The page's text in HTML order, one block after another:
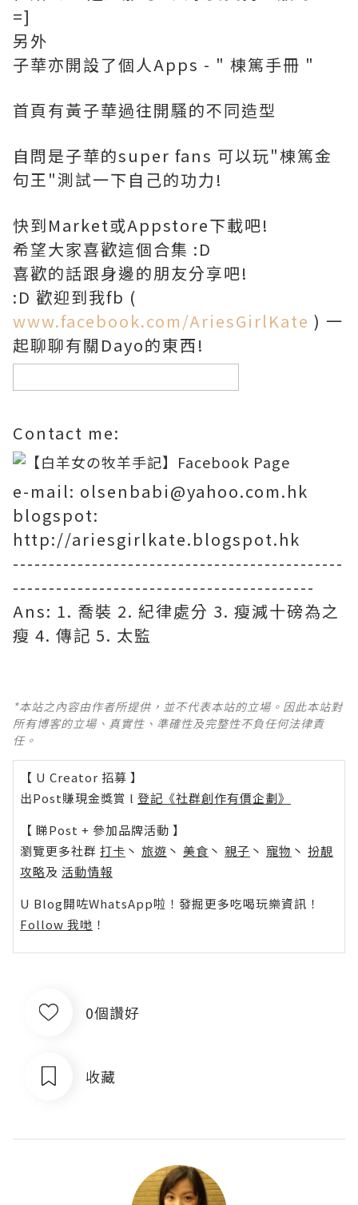
=]
另外
子華亦開設了個人Apps - " 棟篤手冊 "
首頁有黃子華過往開騷的不同造型
自問是子華的super fans 可以玩"棟篤金
句王"測試一下自己的功力!
快到Market或Appstore下載吧!
希望大家喜歡這個合集 :D
喜歡的話跟身邊的朋友分享吧!
:D 歡迎到我fb (
www.facebook.com/AriesGirlKate ) 一
起聊聊有關Dayo的東西!
Contact me:
e-mail: olsenbabi@yahoo.com.hk
blogspot:
http://ariesgirlkate.blogspot.hk
----------------------------------------------
------------------------------------------
Ans: 1. 喬裝 2. 紀律處分 3. 瘦減十磅為之
瘦 4. 傳記 5. 太監
*本站之內容由作者所提供，並不代表本站的立場。因此本站對
所有博客的立場、真實性、準確性及完整性不負任何法律責
任。
【 U Creator 招募 】
出Post賺現金獎賞 l 登記《社群創作有價企劃》
【 睇Post + 參加品牌活動 】
瀏覽更多社群 打卡 丶 旅遊 丶 美食 丶 親子 丶 寵物 丶 扮靚
攻略及 活動情報
U Blog開咗WhatsApp啦！發掘更多吃喝玩樂資訊！
Follow 我哋 ！
0個讚好
收藏